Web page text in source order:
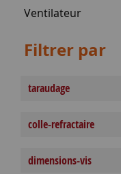
Ventilateur
Filtrer par
taraudage
colle-refractaire
dimensions-vis